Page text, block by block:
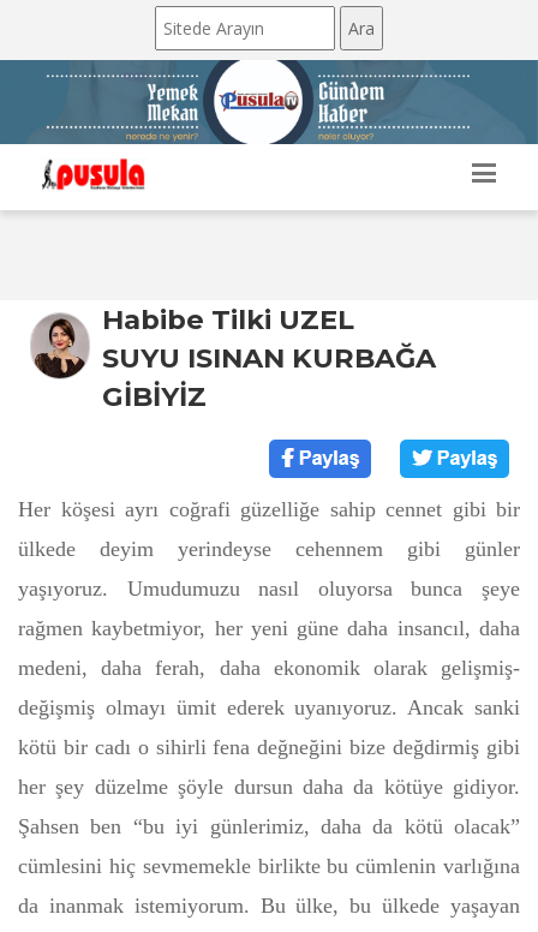
Habibe Tilki UZEL
SUYU ISINAN KURBAĞA
GİBİYİZ
Her köşesi ayrı coğrafi güzelliğe sahip cennet gibi bir
ülkede deyim yerindeyse cehennem gibi günler
yaşıyoruz. Umudumuzu nasıl oluyorsa bunca şeye
rağmen kaybetmiyor, her yeni güne daha insancıl, daha
medeni, daha ferah, daha ekonomik olarak gelişmiş-
değişmiş olmayı ümit ederek uyanıyoruz. Ancak sanki
kötü bir cadı o sihirli fena değneğini bize değdirmiş gibi
her şey düzelme şöyle dursun daha da kötüye gidiyor.
Şahsen ben “bu iyi günlerimiz, daha da kötü olacak”
cümlesini hiç sevmemekle birlikte bu cümlenin varlığına
da inanmak istemiyorum. Bu ülke, bu ülkede yaşayan